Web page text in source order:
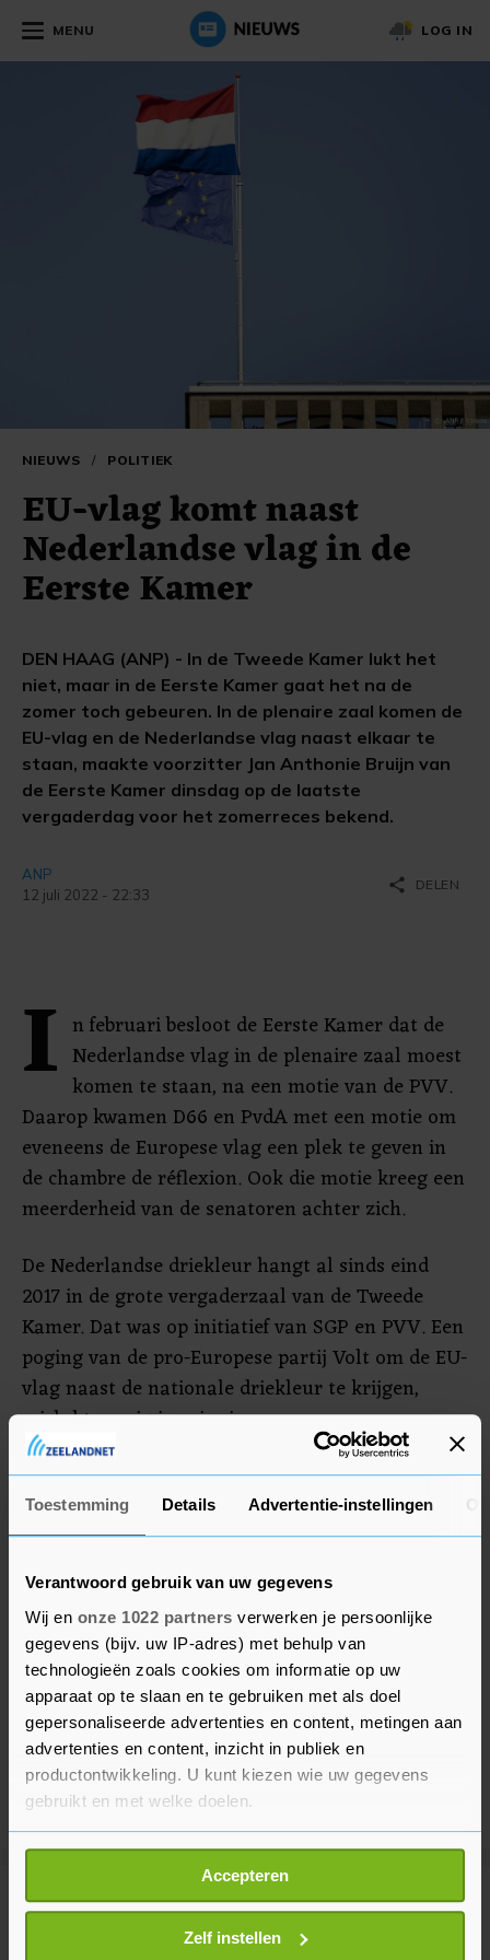
Toestemming Details Advertentie-instellingen
Verantwoord gebruik van uw gegevens
Wij en onze 1022 partners verwerken je persoonlijke
gegevens (bijv. uw IP-adres) met behulp van
technologieën zoals cookies om informatie op uw
apparaat op te slaan en te gebruiken met als doel
gepersonaliseerde advertenties en content, metingen aan
advertenties en content, inzicht in publiek en
productontwikkeling. U kunt kiezen wie uw gegevens
gebruikt en met welke doelen.
Als u het toestaat, willen we ook graag:
Informatie verzamelen over uw geografische
locatie, die tot een paar meter nauwkeurig kan zijn
Uw apparaat identificeren door het actief te
Accepteren
Zelf instellen
MENU LOG IN
NIEUWS / POLITIEK
EU-vlag komt naast
Nederlandse vlag in de
Eerste Kamer
DEN HAAG (ANP) - In de Tweede Kamer lukt het
niet, maar in de Eerste Kamer gaat het na de
zomer toch gebeuren. In de plenaire zaal komen de
EU-vlag en de Nederlandse vlag naast elkaar te
staan, maakte voorzitter Jan Anthonie Bruijn van
de Eerste Kamer dinsdag op de laatste
vergaderdag voor het zomerreces bekend.
ANP
12 juli 2022 - 22:33
share DELEN
I n februari besloot de Eerste Kamer dat de
Nederlandse vlag in de plenaire zaal moest
komen te staan, na een motie van de PVV.
Daarop kwamen D66 en PvdA met een motie om
eveneens de Europese vlag een plek te geven in
de chambre de réflexion. Ook die motie kreeg een
meerderheid van de senatoren achter zich.
De Nederlandse driekleur hangt al sinds eind
2017 in de grote vergaderzaal van de Tweede
Kamer. Dat was op initiatief van SGP en PVV. Een
poging van de pro-Europese partij Volt om de EU-
vlag naast de nationale driekleur te krijgen,
mislukte vorig jaar juni nog.
Meer uit Politiek